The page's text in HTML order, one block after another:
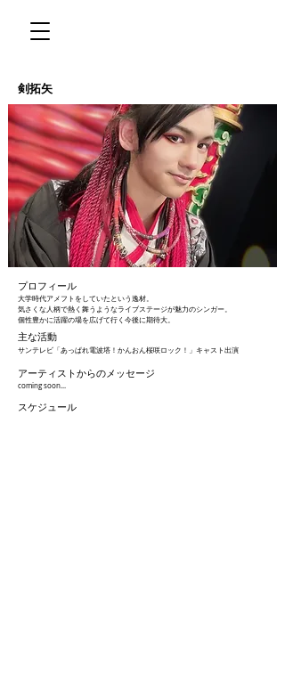
​剣拓矢
​プロフィール
大学時代アメフトをしていたという逸材。
気さくな人柄で熱く舞うようなライブステージが魅力のシンガー。
個性豊かに活躍の場を広げて行く今後に期待大。
主な活動
サンテレビ「あっぱれ電波塔！かんおん桜咲ロック！ 」キャスト出演
アーティストからのメッセージ
coming soon...
スケジュール